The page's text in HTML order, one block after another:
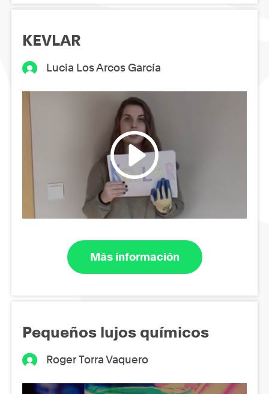
KEVLAR
Lucia Los Arcos García
Más información
Pequeños lujos químicos
Roger Torra Vaquero